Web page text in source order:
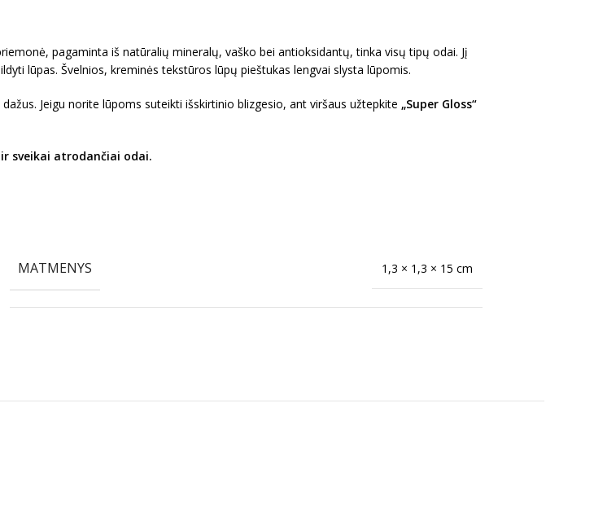
pagaminta iš natūralių mineralų, vaško bei antioksidantų, tinka visų tipų odai. Jį
lūpas. Švelnios, kreminės tekstūros lūpų pieštukas lengvai slysta lūpomis.
Jeigu norite lūpoms suteikti išskirtinio blizgesio, ant viršaus užtepkite „Super Gloss“
sveikai atrodančiai odai.
MATMENYS 1,3 × 1,3 × 15 cm